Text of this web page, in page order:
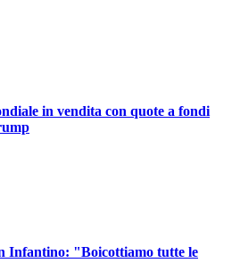
in vendita con quote a fondi
Infantino: "Boicottiamo tutte le